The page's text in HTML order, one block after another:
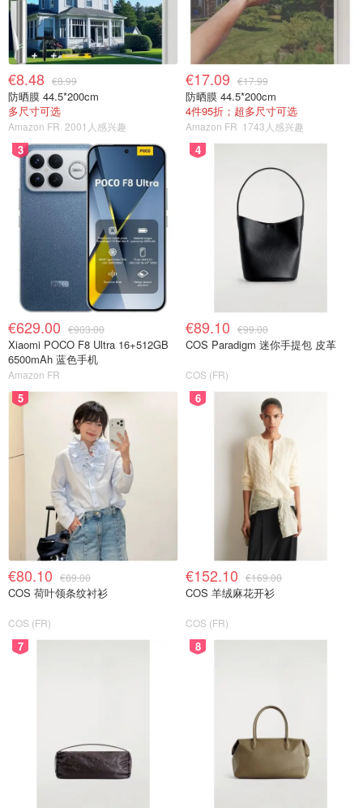
€8.48 €8.99
防晒膜 44.5*200cm
多尺寸可选
Amazon FR 2001人感兴趣
€17.09 €17.99
防晒膜 44.5*200cm
4件95折；超多尺寸可选
Amazon FR 1743人感兴趣
3
€629.00 €903.00
Xiaomi POCO F8 Ultra 16+512GB
6500mAh 蓝色手机
Amazon FR
4
€89.10 €99.00
COS Paradigm 迷你手提包 皮革
COS (FR)
5
€80.10 €89.00
COS 荷叶领条纹衬衫
COS (FR)
6
€152.10 €169.00
COS 羊绒麻花开衫
COS (FR)
7 8